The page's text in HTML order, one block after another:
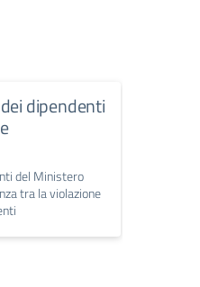
dipendenti
del Ministero
tra la violazione